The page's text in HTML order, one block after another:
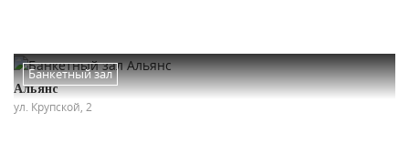
Банкетный зал
Альянс
ул. Крупской, 2